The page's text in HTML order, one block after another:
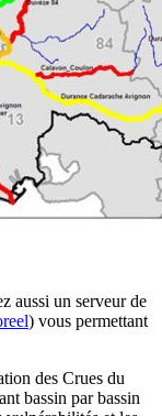
aussi un serveur de
) vous permettant
des Crues du
bassin par bassin